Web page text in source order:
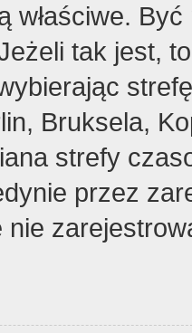
właściwe.
tak jest,
Bruksela,
strefy
przez